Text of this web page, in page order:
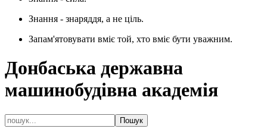
Знання - знаряддя, а не ціль.
Запам'ятовувати вміє той, хто вміє бути уважним.
Донбаська державна
машинобудівна академія